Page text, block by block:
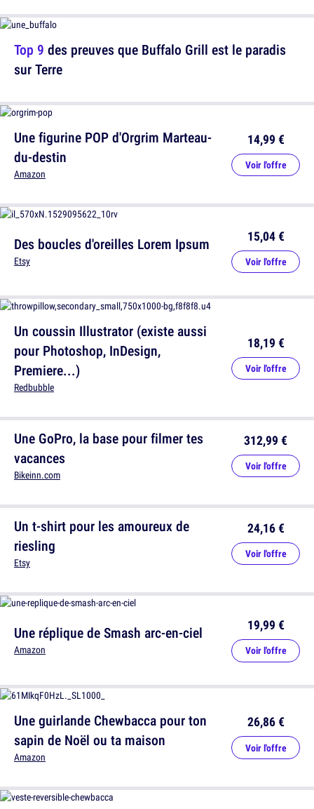
Top 9 des preuves que Buffalo Grill est le paradis
sur Terre
Des boucles d'oreilles Lorem Ipsum
Etsy
15,04 €
Voir l'offre
Une GoPro, la base pour filmer tes
vacances
Bikeinn.com
312,99 €
Voir l'offre
Une réplique de Smash arc-en-ciel
Amazon
19,99 €
Voir l'offre
Une figurine POP d'Orgrim Marteau-
du-destin
Amazon
14,99 €
Voir l'offre
Un coussin Illustrator (existe aussi
pour Photoshop, InDesign,
Premiere...)
Redbubble
18,19 €
Voir l'offre
Un t-shirt pour les amoureux de
riesling
Etsy
24,16 €
Voir l'offre
Une guirlande Chewbacca pour ton
sapin de Noël ou ta maison
Amazon
26,86 €
Voir l'offre